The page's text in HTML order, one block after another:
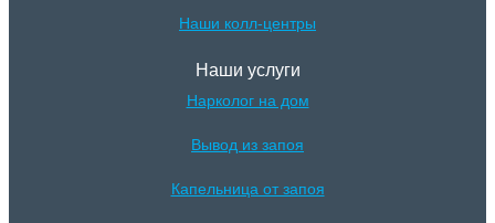
Наши колл-центры
Наши услуги
Нарколог на дом
Вывод из запоя
Капельница от запоя